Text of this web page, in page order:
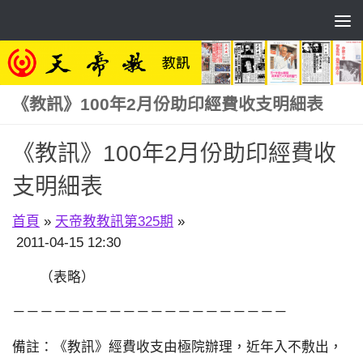
《教訊》100年2月份助印經費收支明細表
《教訊》100年2月份助印經費收
支明細表
首頁 » 天帝教教訊第325期 »
2011-04-15 12:30
（表略）
－－－－－－－－－－－－－－－－－－－－
備註：《教訊》經費收支由極院辦理，近年入不敷出，